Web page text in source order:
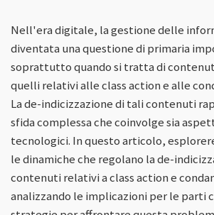
Nell'era digitale, la gestione delle
diventata una questione di primaria
soprattutto quando si tratta di
quelli relativi alle class action e alle
La de-indicizzazione di tali contenuti
sfida complessa che coinvolge sia
tecnologici. In questo articolo,
le dinamiche che regolano la de-
contenuti relativi a class action e
analizzando le implicazioni per le parti